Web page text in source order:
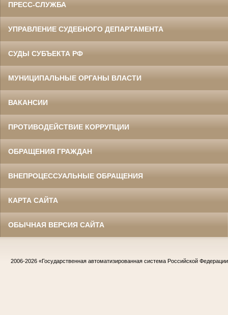
ПРЕСС-СЛУЖБА
УПРАВЛЕНИЕ СУДЕБНОГО ДЕПАРТАМЕНТА
СУДЫ СУБЪЕКТА РФ
МУНИЦИПАЛЬНЫЕ ОРГАНЫ ВЛАСТИ
ВАКАНСИИ
ПРОТИВОДЕЙСТВИЕ КОРРУПЦИИ
ОБРАЩЕНИЯ ГРАЖДАН
ВНЕПРОЦЕССУАЛЬНЫЕ ОБРАЩЕНИЯ
КАРТА САЙТА
ОБЫЧНАЯ ВЕРСИЯ САЙТА
2006-2026 «Государственная автоматизированная система Российской